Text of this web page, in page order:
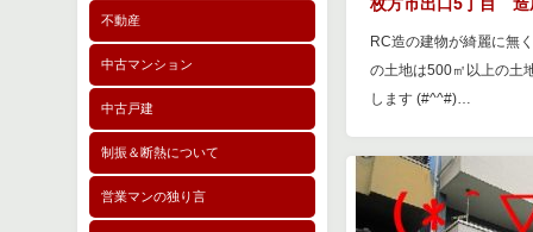
不動産
中古マンション
中古戸建
制振＆断熱について
営業マンの独り言
RC造の建物が綺麗に無
の土地は500㎡以上の土
します (#^^#)…